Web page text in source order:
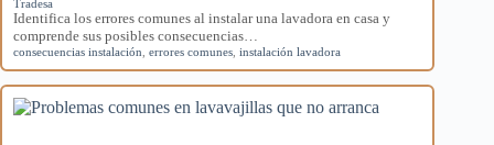
Tradesa
Identifica los errores comunes al instalar una lavadora en casa y
comprende sus posibles consecuencias…
consecuencias instalación errores comunes instalación lavadora